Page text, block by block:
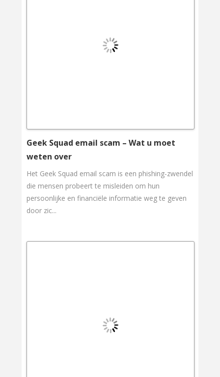
Geek Squad email scam – Wat u moet
weten over
Het Geek Squad email scam is een phishing-zwendel
die mensen probeert te misleiden om hun
persoonlijke en financiële informatie weg te geven
door zic...